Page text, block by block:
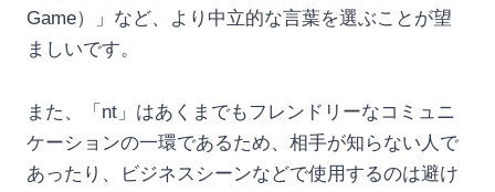
Game）」など、より中立的な言葉を選ぶことが望
ましいです。
また、「nt」はあくまでもフレンドリーなコミュニ
ケーションの一環であるため、相手が知らない人で
あったり、ビジネスシーンなどで使用するのは避け